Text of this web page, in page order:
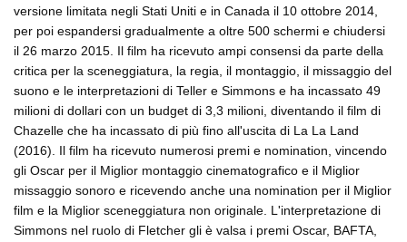
versione limitata negli Stati Uniti e in Canada il 10 ottobre 2014,
per poi espandersi gradualmente a oltre 500 schermi e chiudersi
il 26 marzo 2015. Il film ha ricevuto ampi consensi da parte della
critica per la sceneggiatura, la regia, il montaggio, il missaggio del
suono e le interpretazioni di Teller e Simmons e ha incassato 49
milioni di dollari con un budget di 3,3 milioni, diventando il film di
Chazelle che ha incassato di più fino all'uscita di La La Land
(2016). Il film ha ricevuto numerosi premi e nomination, vincendo
gli Oscar per il Miglior montaggio cinematografico e il Miglior
missaggio sonoro e ricevendo anche una nomination per il Miglior
film e la Miglior sceneggiatura non originale. L'interpretazione di
Simmons nel ruolo di Fletcher gli è valsa i premi Oscar, BAFTA,